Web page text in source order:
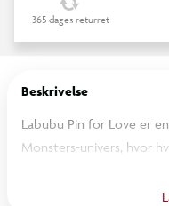
365 dages returret
Beskrivelse
Labubu Pin for Love er
Monsters-univers, hvor
Labubu-vedhængsfigur